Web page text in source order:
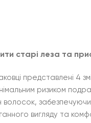
старі леза та
представлені 4
ризиком
вигляду та